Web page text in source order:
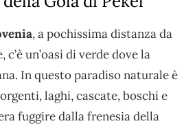
, a pochissima distanza da
un’oasi di verde dove la
In questo paradiso naturale è
laghi, cascate, boschi e
fuggire dalla frenesia della